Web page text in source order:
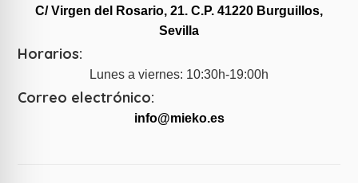
C/ Virgen del Rosario, 21. C.P. 41220 Burguillos,
Sevilla
Horarios:
Lunes a viernes: 10:30h-19:00h
Correo electrónico:
info@mieko.es